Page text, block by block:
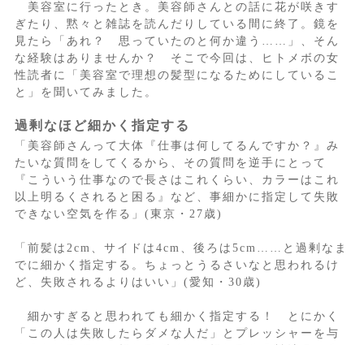
美容室に行ったとき。美容師さんとの話に花が咲きす
ぎたり、黙々と雑誌を読んだりしている間に終了。鏡を
見たら「あれ？ 思っていたのと何か違う……」、そん
な経験はありませんか？ そこで今回は、ヒトメボの女
性読者に「美容室で理想の髪型になるためにしているこ
と」を聞いてみました。
過剰なほど細かく指定する
「美容師さんって大体『仕事は何してるんですか？』み
たいな質問をしてくるから、その質問を逆手にとって
『こういう仕事なので長さはこれくらい、カラーはこれ
以上明るくされると困る』など、事細かに指定して失敗
できない空気を作る」(東京・27歳)
「前髪は2cm、サイドは4cm、後ろは5cm……と過剰なま
でに細かく指定する。ちょっとうるさいなと思われるけ
ど、失敗されるよりはいい」(愛知・30歳)
細かすぎると思われても細かく指定する！ とにかく
「この人は失敗したらダメな人だ」とプレッシャーを与